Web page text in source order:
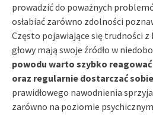
prowadzić do poważnych
osłabiać zarówno zdolności
Często pojawiające się trudności
głowy mają swoje źródło w
powodu warto szybko
oraz regularnie dostarczać
prawidłowego nawodnienia
zarówno na poziomie